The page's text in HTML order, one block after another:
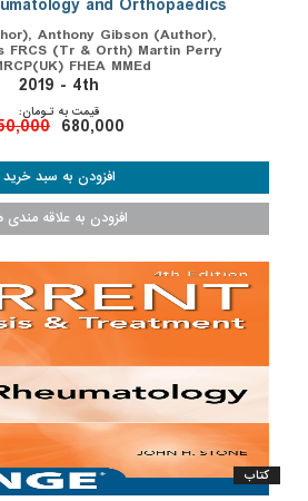
and Orthopaedics
Anthony Gibson (Author),
FRCS (Tr & Orth) Martin Perry
FHEA MMEd
2019 - 4th
قیمت به تـومان:
680,000
کتاب